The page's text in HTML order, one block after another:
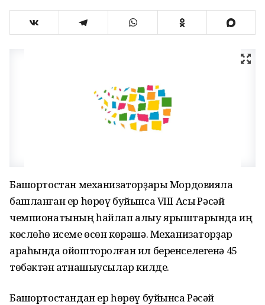
Башҡортостан механизаторҙары Мордовияла
башланған ер һөрөү буйынса VIII Асыҡ Рәсәй
чемпионатының һайлап алыу ярыштарында иң
көслөһө исеме өсөн көрәшә. Механизаторҙар
араһында ойошторолған ил беренселегенә 45
төбәктән ҡатнашыусылар килде.
Башҡортостандан ер һөрөү буйынса Рәсәй